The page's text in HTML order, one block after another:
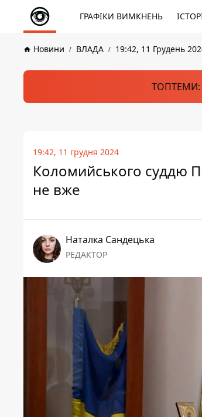
ГРАФІКИ ВИМКНЕНЬ
Новини ВЛАДА 19:42, 11 Грудень
ТОПТЕМИ:
19:42, 11 грудня 2024
Коломийського суддю
не вже
Наталка Сандецька
РЕДАКТОР